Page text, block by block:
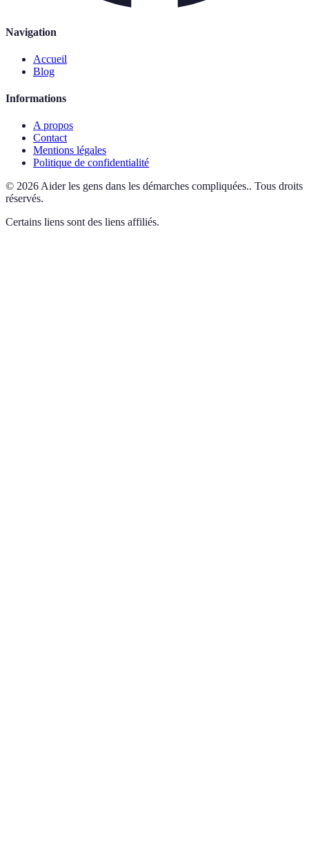
Navigation
Accueil
Blog
Informations
A propos
Contact
Mentions légales
Politique de confidentialité
© 2026 Aider les gens dans les démarches compliquées.. Tous droits
réservés.
Certains liens sont des liens affiliés.